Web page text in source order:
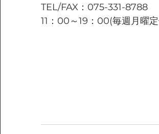
TEL/FAX：075-331-8788
11：00～19：00(毎週月曜